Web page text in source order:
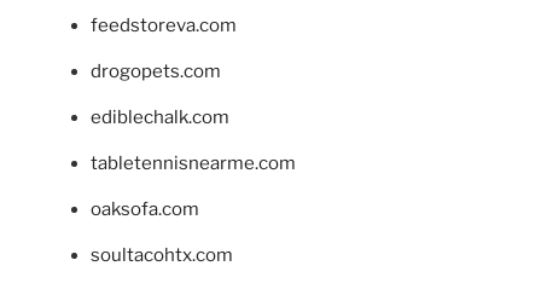
feedstoreva.com
drogopets.com
ediblechalk.com
tabletennisnearme.com
oaksofa.com
soultacohtx.com